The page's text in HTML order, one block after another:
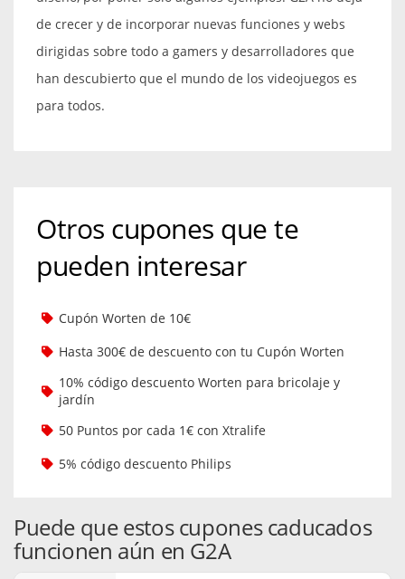
de crecer y de incorporar nuevas funciones y webs
dirigidas sobre todo a gamers y desarrolladores que
han descubierto que el mundo de los videojuegos es
para todos.
Otros cupones que te
pueden interesar
Cupón Worten de 10€
Hasta 300€ de descuento con tu Cupón Worten
10% código descuento Worten para bricolaje y
jardín
50 Puntos por cada 1€ con Xtralife
5% código descuento Philips
Puede que estos cupones caducados
funcionen aún en G2A